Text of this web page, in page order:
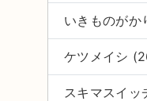
いきものがか
ケツメイシ
スキマスイッ